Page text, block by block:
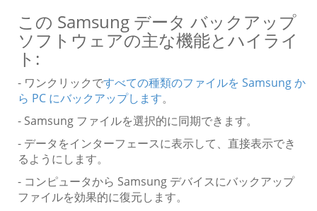
この Samsung データ バックアップ
ソフトウェアの主な機能とハイライ
ト:
- ワンクリックですべての種類のファイルを Samsung か
ら PC にバックアップします。
- Samsung ファイルを選択的に同期できます。
- データをインターフェースに表示して、直接表示でき
るようにします。
- コンピュータから Samsung デバイスにバックアップ
ファイルを効果的に復元します。